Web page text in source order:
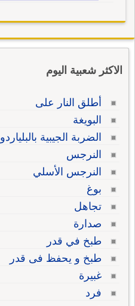
الاكثر شعبية اليوم
أطلق النار على
البويغة
الضربة الجيبية بالبلياردو
النرجس
النرجس الأسلي
بوغ
تجاهل
صدارة
طبخ في قدر
طبخ و يحفظ فى قدر
غبيرة
فرد